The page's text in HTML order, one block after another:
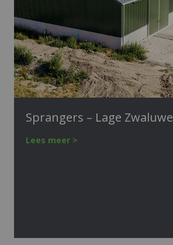
Sprangers – Lage Zwaluwe
Lees meer >